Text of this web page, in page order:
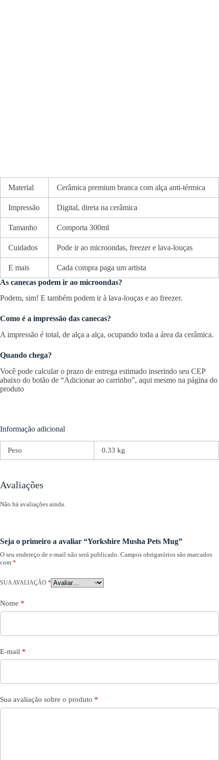
Material Cerâmica premium branca com alça anti-térmica
Impressão Digital, direta na cerâmica
Tamanho Comporta 300ml
Cuidados Pode ir ao microondas, freezer e lava-louças
E mais
Cada compra paga um artista
As canecas podem ir ao microondas?
Podem, sim! E também podem ir à lava-louças e ao freezer.
Como é a impressão das canecas?
A impressão é total, de alça a alça, ocupando toda a área da cerâmica.
Quando chega?
Você pode calcular o prazo de entrega estimado inserindo seu CEP
abaixo do botão de “Adicionar ao carrinho”, aqui mesmo na página do
produto
Informação adicional
Peso 0.33 kg
Avaliações
Não há avaliações ainda.
Seja o primeiro a avaliar “Yorkshire Musha Pets Mug”
O seu endereço de e-mail não será publicado. Campos obrigatórios são marcados
com *
SUA AVALIAÇÃO *
Nome *
E-mail *
Sua avaliação sobre o produto *